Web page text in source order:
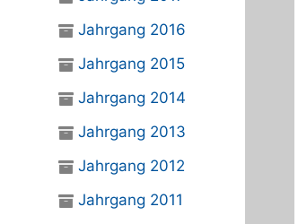
Jahrgang 2016
Jahrgang 2015
Jahrgang 2014
Jahrgang 2013
Jahrgang 2012
Jahrgang 2011